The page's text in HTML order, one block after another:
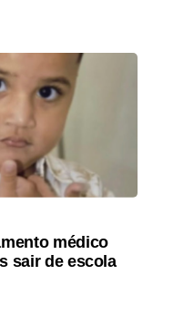
médico
sair de escola